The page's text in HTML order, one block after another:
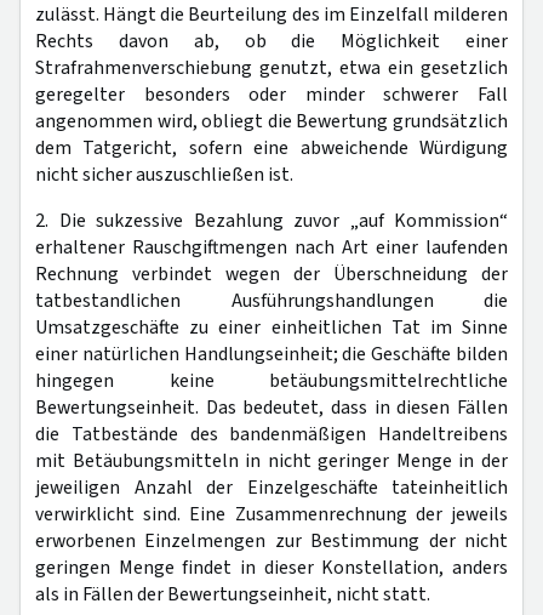
zulässt. Hängt die Beurteilung des im Einzelfall milderen
Rechts davon ab, ob die Möglichkeit einer
Strafrahmenverschiebung genutzt, etwa ein gesetzlich
geregelter besonders oder minder schwerer Fall
angenommen wird, obliegt die Bewertung grundsätzlich
dem Tatgericht, sofern eine abweichende Würdigung
nicht sicher auszuschließen ist.
2. Die sukzessive Bezahlung zuvor „auf Kommission“
erhaltener Rauschgiftmengen nach Art einer laufenden
Rechnung verbindet wegen der Überschneidung der
tatbestandlichen Ausführungshandlungen die
Umsatzgeschäfte zu einer einheitlichen Tat im Sinne
einer natürlichen Handlungseinheit; die Geschäfte bilden
hingegen keine betäubungsmittelrechtliche
Bewertungseinheit. Das bedeutet, dass in diesen Fällen
die Tatbestände des bandenmäßigen Handeltreibens
mit Betäubungsmitteln in nicht geringer Menge in der
jeweiligen Anzahl der Einzelgeschäfte tateinheitlich
verwirklicht sind. Eine Zusammenrechnung der jeweils
erworbenen Einzelmengen zur Bestimmung der nicht
geringen Menge findet in dieser Konstellation, anders
als in Fällen der Bewertungseinheit, nicht statt.